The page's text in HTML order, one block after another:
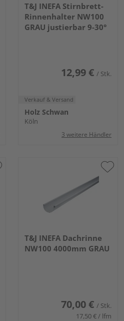
T&J INEFA Stirnbrett-
Rinnenhalter NW100
GRAU justierbar 9-30°
12,99 € / Stk.
Verkauf & Versand
Holz Schwan
Köln
3 weitere Händler
T&J INEFA Dachrinne
NW100 4000mm GRAU
70,00 € / Stk.
17,50 € / lfm